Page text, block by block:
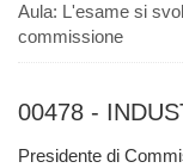
Aula: L'esame si
commissione
00478 -
Presidente di